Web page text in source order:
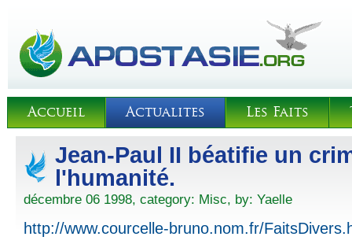
Accueil Actualites Les Faits
Jean-Paul II béatifie un
l'humanité.
décembre 06 1998, category: Misc, by: Yaelle
http://www.courcelle-bruno.nom.fr/